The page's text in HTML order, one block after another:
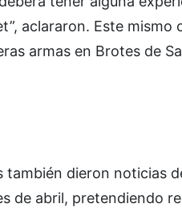
aclararon. Este
armas en Brotes de
dieron noticias
de abril, pretendiendo